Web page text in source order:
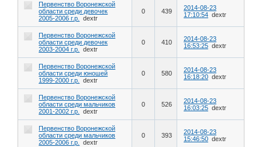
Первенство Воронежской
области среди девочек
2005-2006 г.р.
dextr
0 439
2014-08-23
17:10:54 dextr
Первенство Воронежской
области среди девочек
2003-2004 г.р.
dextr
0 410
2014-08-23
16:53:25 dextr
Первенство Воронежской
области среди юношей
1999-2000 г.р.
dextr
0 580
2014-08-23
16:18:20 dextr
Первенство Воронежской
области среди мальчиков
2001-2002 г.р.
dextr
0 526
2014-08-23
16:03:25 dextr
Первенство Воронежской
области среди мальчиков
2005-2006 г.р.
dextr
0 393
2014-08-23
15:46:50 dextr